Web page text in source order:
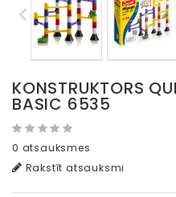
KONSTRUKTORS
BASIC 6535
0 atsauksmes
Rakstīt atsauksmi